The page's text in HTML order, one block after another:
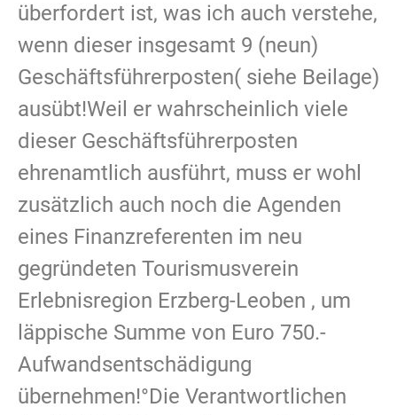
überfordert ist, was ich auch verstehe,
wenn dieser insgesamt 9 (neun)
Geschäftsführerposten( siehe Beilage)
ausübt!Weil er wahrscheinlich viele
dieser Geschäftsführerposten
ehrenamtlich ausführt, muss er wohl
zusätzlich auch noch die Agenden
eines Finanzreferenten im neu
gegründeten Tourismusverein
Erlebnisregion Erzberg-Leoben , um
läppische Summe von Euro 750.-
Aufwandsentschädigung
übernehmen!°Die Verantwortlichen